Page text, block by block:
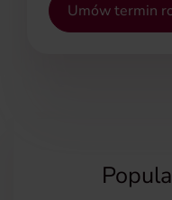
Umów termin